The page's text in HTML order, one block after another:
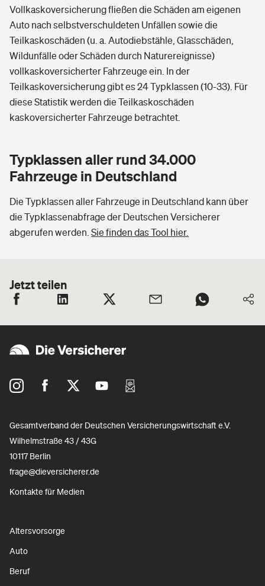
Vollkaskoversicherung fließen die Schäden am eigenen
Auto nach selbstverschuldeten Unfällen sowie die
Teilkaskoschäden (u. a. Autodiebstähle, Glasschäden,
Wildunfälle oder Schäden durch Naturereignisse)
vollkaskoversicherter Fahrzeuge ein. In der
Teilkaskoversicherung gibt es 24 Typklassen (10-33). Für
diese Statistik werden die Teilkaskoschäden
kaskoversicherter Fahrzeuge betrachtet.
Typklassen aller rund 34.000
Fahrzeuge in Deutschland
Die Typklassen aller Fahrzeuge in Deutschland kann über
die Typklassenabfrage der Deutschen Versicherer
abgerufen werden. Sie finden das Tool hier.
Jetzt teilen
Gesamtverband der Deutschen Versicherungswirtschaft e.V.
Wilhelmstraße 43 / 43G
10117 Berlin
frage@dieversicherer.de
Kontakte für Medien
Altersvorsorge
Auto
Beruf